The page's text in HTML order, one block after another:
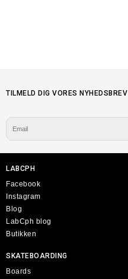
TILMELD DIG VORES NYHEDSBREV
LABCPH
Facebook
Instagram
Blog
LabCph blog
Butikken
SKATEBOARDING
Boards